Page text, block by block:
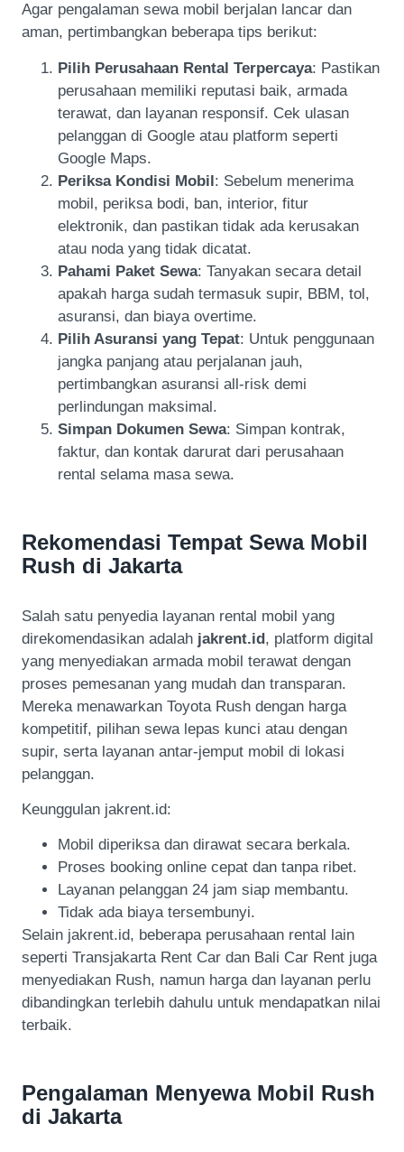
Agar pengalaman sewa mobil berjalan lancar dan
aman, pertimbangkan beberapa tips berikut:
Pilih Perusahaan Rental Terpercaya: Pastikan
perusahaan memiliki reputasi baik, armada
terawat, dan layanan responsif. Cek ulasan
pelanggan di Google atau platform seperti
Google Maps.
Periksa Kondisi Mobil: Sebelum menerima
mobil, periksa bodi, ban, interior, fitur
elektronik, dan pastikan tidak ada kerusakan
atau noda yang tidak dicatat.
Pahami Paket Sewa: Tanyakan secara detail
apakah harga sudah termasuk supir, BBM, tol,
asuransi, dan biaya overtime.
Pilih Asuransi yang Tepat: Untuk penggunaan
jangka panjang atau perjalanan jauh,
pertimbangkan asuransi all-risk demi
perlindungan maksimal.
Simpan Dokumen Sewa: Simpan kontrak,
faktur, dan kontak darurat dari perusahaan
rental selama masa sewa.
Rekomendasi Tempat Sewa Mobil
Rush di Jakarta
Salah satu penyedia layanan rental mobil yang
direkomendasikan adalah jakrent.id, platform digital
yang menyediakan armada mobil terawat dengan
proses pemesanan yang mudah dan transparan.
Mereka menawarkan Toyota Rush dengan harga
kompetitif, pilihan sewa lepas kunci atau dengan
supir, serta layanan antar-jemput mobil di lokasi
pelanggan.
Keunggulan jakrent.id:
Mobil diperiksa dan dirawat secara berkala.
Proses booking online cepat dan tanpa ribet.
Layanan pelanggan 24 jam siap membantu.
Tidak ada biaya tersembunyi.
Selain jakrent.id, beberapa perusahaan rental lain
seperti Transjakarta Rent Car dan Bali Car Rent juga
menyediakan Rush, namun harga dan layanan perlu
dibandingkan terlebih dahulu untuk mendapatkan nilai
terbaik.
Pengalaman Menyewa Mobil Rush
di Jakarta